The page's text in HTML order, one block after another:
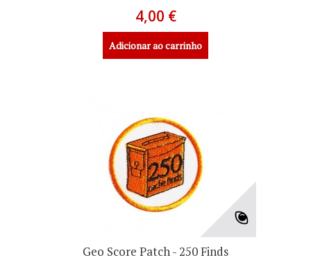
4,00 €
Adicionar ao carrinho
Geo Score Patch - 250 Finds